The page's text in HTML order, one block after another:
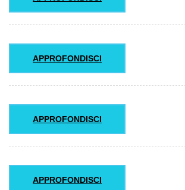
APPROFONDISCI
APPROFONDISCI
APPROFONDISCI